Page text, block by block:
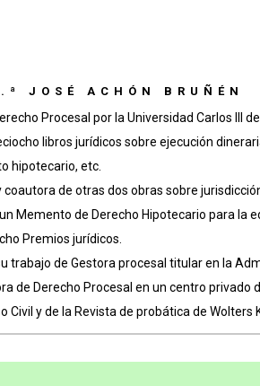
JOSÉ ACHÓN BRUÑÉN
Procesal por la Universidad Carlos III de
libros jurídicos sobre ejecución
hipotecario, etc.
coautora de otras dos obras sobre
Memento de Derecho Hipotecario para la
Premios jurídicos.
trabajo de Gestora procesal titular en la
de Derecho Procesal en un centro privado
Civil y de la Revista de probática de Wolters